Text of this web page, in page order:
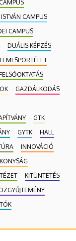
CAMPUS
CAMPUS
CAMPUS
DUÁLIS KÉPZÉS
SPORTÉLET
GAZDÁLKODÁS
GTK
GYTK
HALL
INNOVÁCIÓ
KITÜNTETÉS